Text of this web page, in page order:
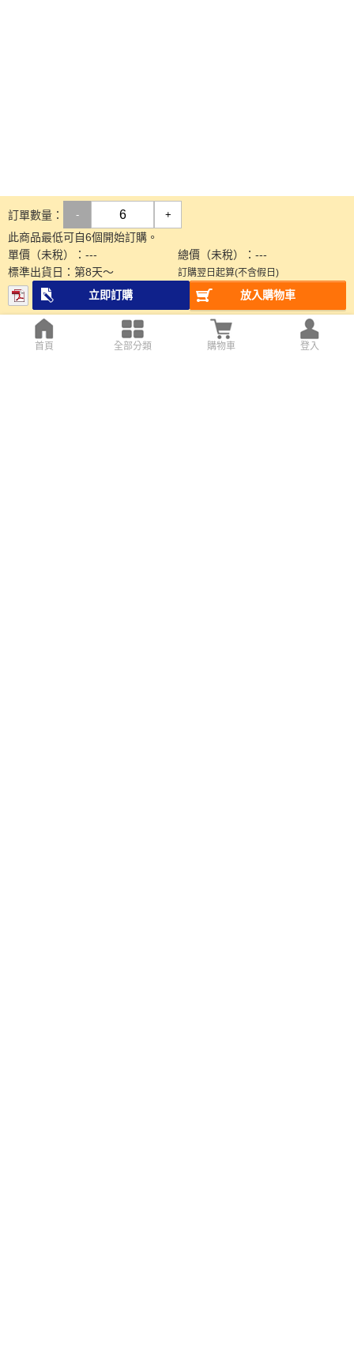
訂單數量： - +
此商品最低可自6個開始訂購。
單價（未稅）： --- 總價（未稅）： ---
標準出貨日： 第8天～ 訂購翌日起算(不含假日)
立即訂購 放入購物車
首頁 全部分類 購物車 登入